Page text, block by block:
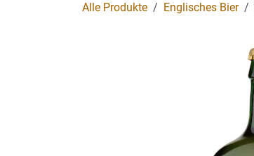
Alle Produkte Englisches Bier